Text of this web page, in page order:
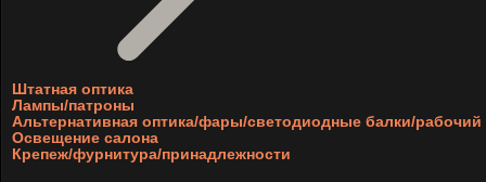
Штатная оптика
Лампы/патроны
Альтернативная оптика/фары/светодиодные балки/рабочий
Освещение салона
Крепеж/фурнитура/принадлежности